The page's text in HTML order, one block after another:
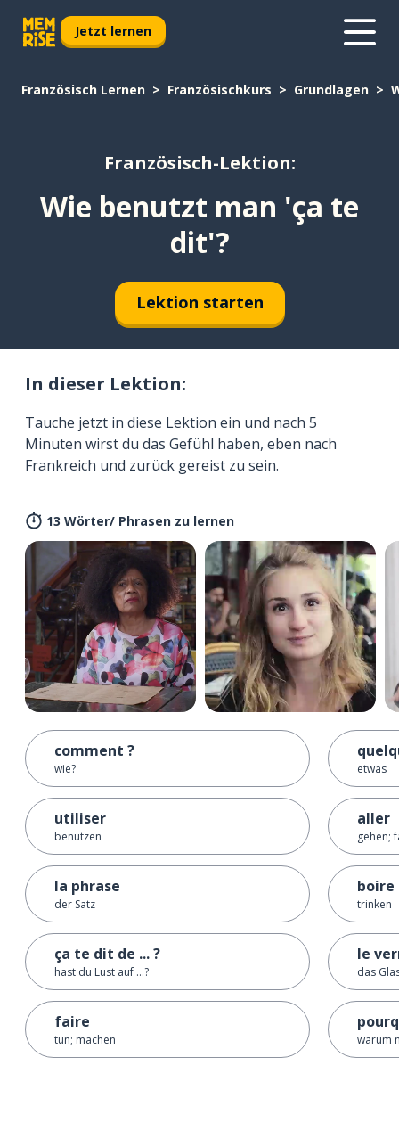
Jetzt lernen
Französisch Lernen Französischkurs Grundlagen
Französisch-Lektion:
Wie benutzt man 'ça te
dit'?
Lektion starten
In dieser Lektion:
Tauche jetzt in diese Lektion ein und nach 5
Minuten wirst du das Gefühl haben, eben nach
Frankreich und zurück gereist zu sein.
13 Wörter/ Phrasen zu lernen
comment ?
wie?
utiliser
benutzen
la phrase
der Satz
ça te dit de ... ?
hast du Lust auf ...?
faire
tun; machen
etwas
aller
gehen;
boire
trinken
le
das
warum